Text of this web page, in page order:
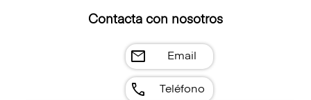
Contacta con nosotros
mail Email
call Teléfono